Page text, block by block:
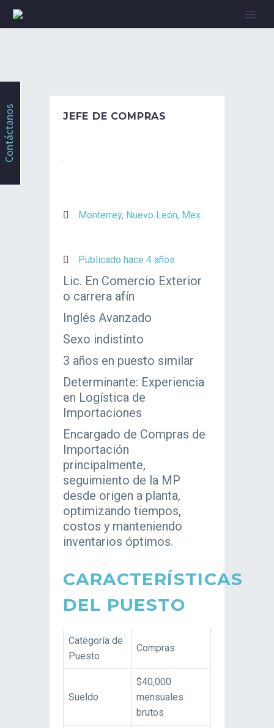
JEFE DE COMPRAS
Monterrey, Nuevo León, Mex.
Publicado hace 4 años
Lic. En Comercio Exterior
o carrera afín
Inglés Avanzado
Sexo indistinto
3 años en puesto similar
Determinante: Experiencia
en Logística de
Importaciones
Encargado de Compras de
Importación
principalmente,
seguimiento de la MP
desde origen a planta,
optimizando tiempos,
costos y manteniendo
inventarios óptimos.
CARACTERÍSTICAS
DEL PUESTO
Categoría de
Puesto
Compras
Sueldo
$40,000
mensuales
brutos
Contáctanos